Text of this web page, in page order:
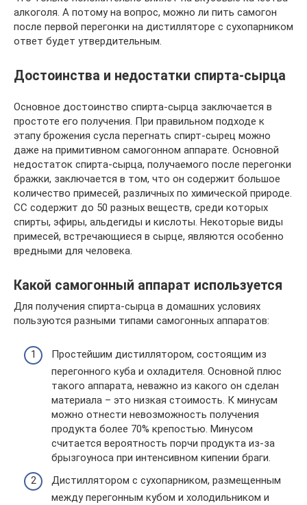
алкоголя. А потому на вопрос, можно ли пить самогон
после первой перегонки на дистилляторе с сухопарником
ответ будет утвердительным.
Достоинства и недостатки спирта-сырца
Основное достоинство спирта-сырца заключается в
простоте его получения. При правильном подходе к
этапу брожения сусла перегнать спирт-сырец можно
даже на примитивном самогонном аппарате. Основной
недостаток спирта-сырца, получаемого после перегонки
бражки, заключается в том, что он содержит большое
количество примесей, различных по химической при­роде.
СС содержит до 50 разных веществ, среди которых
спирты, эфиры, аль­дегиды и кислоты. Некоторые виды
примесей, встречающиеся в сырце, являются особенно
вредными для человека.
Какой самогонный аппарат используется
Для получения спирта-сырца в домашних условиях
пользуются разными типами самогонных аппаратов:
Простейшим дистиллятором, состоящим из
перегонного куба и охладителя. Основной плюс
такого аппарата, неважно из какого он сделан
материала – это низкая стоимость. К минусам
можно отнести невозможность получения
продукта более 70% крепостью. Минусом
считается вероятность порчи продукта из-за
брызгоуноса при интенсивном кипении браги.
Дистиллятором с сухопарником, размещенным
между перегонным кубом и холодильником и